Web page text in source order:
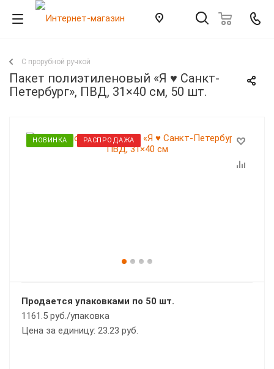
С прорубной ручкой
Пакет полиэтиленовый «Я ♥ Санкт-
Петербург», ПВД, 31×40 см, 50 шт.
НОВИНКА РАСПРОДАЖА
Продается упаковками по 50 шт.
1161.5 руб./упаковка
Цена за единицу: 23.23 руб.